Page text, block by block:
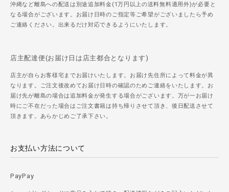
沖縄など離島への配送は別途追加料金(1万円以上の送料無料適用外)が必要と
なる場合がございます。お届け日時のご指定等ご希望がございましたら予め
ご連絡ください。出来るだけ対応できるようにいたします。
店主配達便(お届け日は店主都合となります)
店主が自らお客様宅までお届けいたします。お届け先住所によって料金が異
なります。ご注文後改めてお届け日時の確認のためご連絡をいたします。お
届け先が離島の場合は追加料金が発生する場合がございます。万が一お届け
時にご不在だった場合はご注文書籍は持ち帰りさせて頂き、後日配送させて
頂きます。あらかじめご了承下さい。
お支払い方法について
PayPay